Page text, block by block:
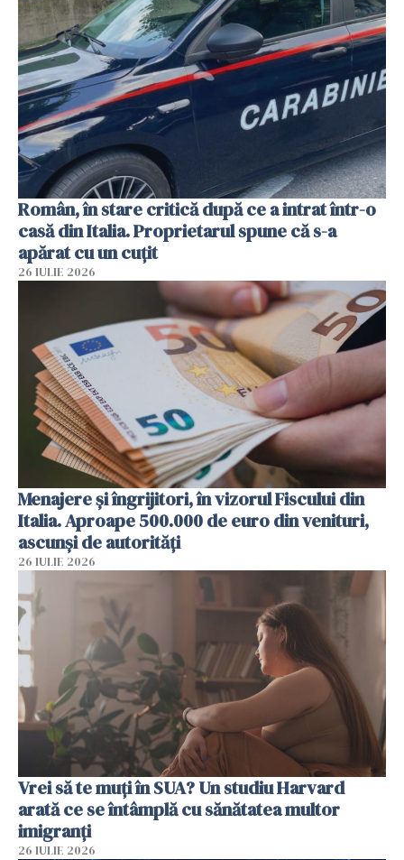
Român, în stare critică după ce a intrat într-o
casă din Italia. Proprietarul spune că s-a
apărat cu un cuțit
26 IULIE 2026
Menajere și îngrijitori, în vizorul Fiscului din
Italia. Aproape 500.000 de euro din venituri,
ascunși de autorități
26 IULIE 2026
Vrei să te muți în SUA? Un studiu Harvard
arată ce se întâmplă cu sănătatea multor
imigranți
26 IULIE 2026